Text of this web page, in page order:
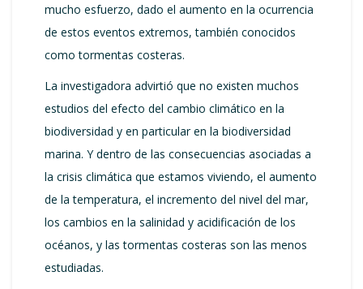
mucho esfuerzo, dado el aumento en la ocurrencia
de estos eventos extremos, también conocidos
como tormentas costeras.
La investigadora advirtió que no existen muchos
estudios del efecto del cambio climático en la
biodiversidad y en particular en la biodiversidad
marina. Y dentro de las consecuencias asociadas a
la crisis climática que estamos viviendo, el aumento
de la temperatura, el incremento del nivel del mar,
los cambios en la salinidad y acidificación de los
océanos, y las tormentas costeras son las menos
estudiadas.